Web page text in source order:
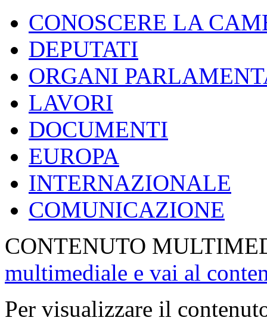
Vai al contenuto
CONOSCERE LA
DEPUTATI
ORGANI
LAVORI
DOCUMENTI
EUROPA
INTERNAZIONALE
COMUNICAZIONE
CONTENUTO
multimediale e vai al